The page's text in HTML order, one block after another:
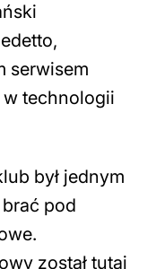
serwisem
technologii
był jednym
pod
został tutaj